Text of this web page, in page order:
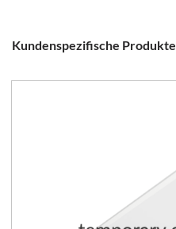
Kundenspezifische Produkte